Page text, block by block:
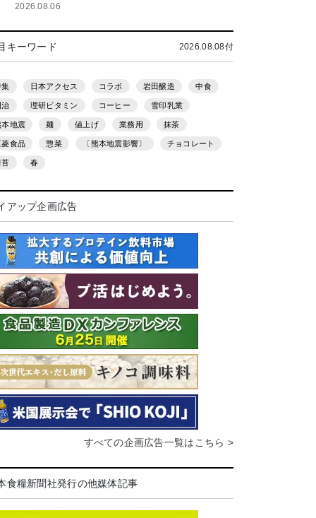
2026.08.06
キーワード 2026.08.08付
集 日本アクセス コラボ 岩田醸造 中食
治 理研ビタミン コーヒー 雪印乳業
本地震 麺 値上げ 業務用 抹茶
菱食品 惣菜 〔熊本地震影響〕 チョコレート
苔 春
アップ企画広告
すべての企画広告一覧はこちら >
食糧新聞社発行の他媒体記事